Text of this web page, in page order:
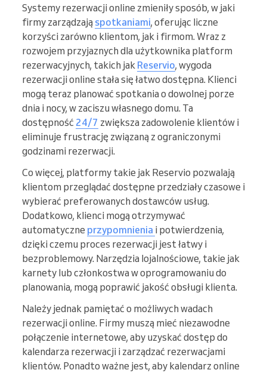
Systemy rezerwacji online zmieniły sposób, w jaki
firmy zarządzają spotkaniami, oferując liczne
korzyści zarówno klientom, jak i firmom. Wraz z
rozwojem przyjaznych dla użytkownika platform
rezerwacyjnych, takich jak Reservio, wygoda
rezerwacji online stała się łatwo dostępna. Klienci
mogą teraz planować spotkania o dowolnej porze
dnia i nocy, w zaciszu własnego domu. Ta
dostępność 24/7 zwiększa zadowolenie klientów i
eliminuje frustrację związaną z ograniczonymi
godzinami rezerwacji.
Co więcej, platformy takie jak Reservio pozwalają
klientom przeglądać dostępne przedziały czasowe i
wybierać preferowanych dostawców usług.
Dodatkowo, klienci mogą otrzymywać
automatyczne przypomnienia i potwierdzenia,
dzięki czemu proces rezerwacji jest łatwy i
bezproblemowy. Narzędzia lojalnościowe, takie jak
karnety lub członkostwa w oprogramowaniu do
planowania, mogą poprawić jakość obsługi klienta.
Należy jednak pamiętać o możliwych wadach
rezerwacji online. Firmy muszą mieć niezawodne
połączenie internetowe, aby uzyskać dostęp do
kalendarza rezerwacji i zarządzać rezerwacjami
klientów. Ponadto ważne jest, aby kalendarz online